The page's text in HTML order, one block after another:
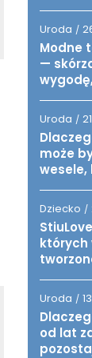
Uroda /
Modne
—
Uroda /
może
wesele,
Dziecko /
których
Uroda /
od lat